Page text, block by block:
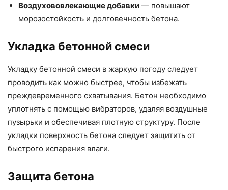
Воздухововлекающие добавки — повышают
морозостойкость и долговечность бетона.
Укладка бетонной смеси
Укладку бетонной смеси в жаркую погоду следует
проводить как можно быстрее, чтобы избежать
преждевременного схватывания. Бетон необходимо
уплотнять с помощью вибраторов, удаляя воздушные
пузырьки и обеспечивая плотную структуру. После
укладки поверхность бетона следует защитить от
быстрого испарения влаги.
Защита бетона